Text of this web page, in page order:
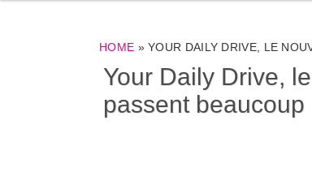
HOME »YOUR DAILY DRIVE, LE
Your Daily Drive,
passent